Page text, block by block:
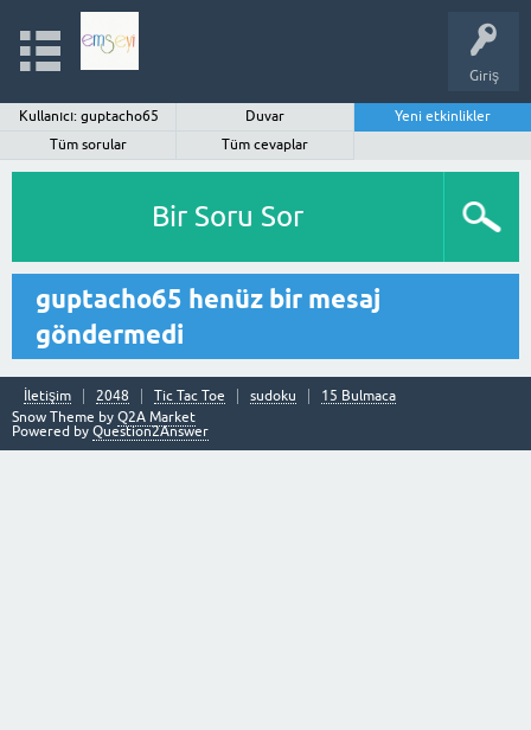
Giriş
Kullanıcı: guptacho65 Duvar
Yeni etkinlikler
Tüm sorular
Tüm cevaplar
Bir Soru Sor
guptacho65 henüz bir mesaj
göndermedi
İletişim 2048 Tic Tac Toe sudoku
15 Bulmaca
Snow Theme by Q2A Market
Powered by Question2Answer